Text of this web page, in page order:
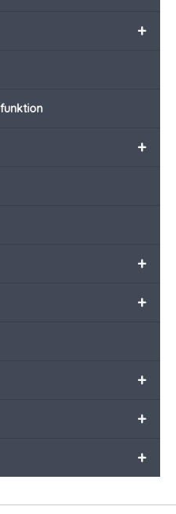
+
+
+
+
+
+
+